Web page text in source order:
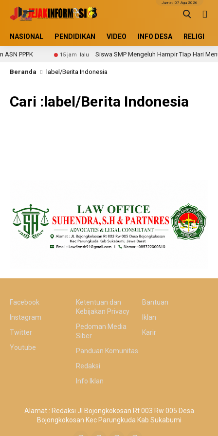
NASIONAL PENDIDIKAN VIDEO INFO DESA RELIGI
Jumat, 07 Agu 2026
PPPK 15 jam lalu Siswa SMP Mengeluh Hampir Tiap Hari
Beranda label/Berita Indonesia
Cari :label/Berita Indonesia
Facebook
Instagram
Twitter
Youtube
Ketentuan dan
Kebijakan Privacy
Pedoman Media
Siber
Panduan Komunitas
Redaksi
Info Iklan
Bantuan
Iklan
Karir
Alamat : Redaksi Jl Bojongkokosan Rt 003 Rw 005 Desa
Bojongkokosan Kec Parungkuda Kab Sukabumi